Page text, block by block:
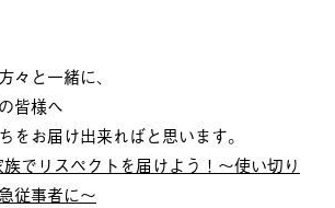
々と一緒に、
皆様へ
をお届け出来ればと思います。
族でリスペクトを届けよう！～使い切り
従事者に～